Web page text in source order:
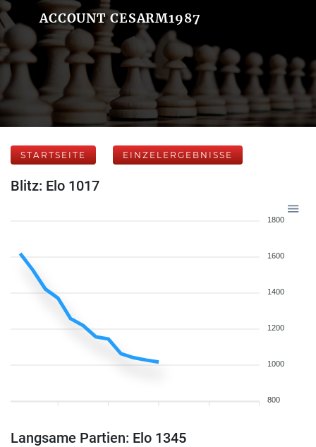
ACCOUNT CESARM1987
STARTSEITE EINZELERGEBNISSE
Blitz: Elo 1017
1800
1600
1400
1200
1000
800
Langsame Partien: Elo 1345